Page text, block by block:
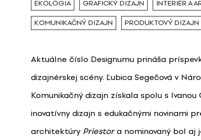
EKOLÓGIA GRAFICKÝ DIZAJN INTERIÉR A
KOMUNIKAČNÝ DIZAJN PRODUKTOVÝ DIZAJN
Aktuálne číslo Designumu prináša
dizajnérskej scény. Ľubica Segečová v
Komunikačný dizajn získala spolu s
inovatívny dizajn s edukačnými novinami
architektúry Priestora nominovaný bol aj